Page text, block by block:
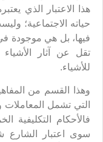
هذا الاعتبار الذي
حياته الاجتماعية؛
فيها، بل هي موجودة في
تقل عن آثار الأشياء
للأشياء.
وهذا القسم من
التي تشمل المعاملات
فالأحكام
سوى اعتبار الشارع